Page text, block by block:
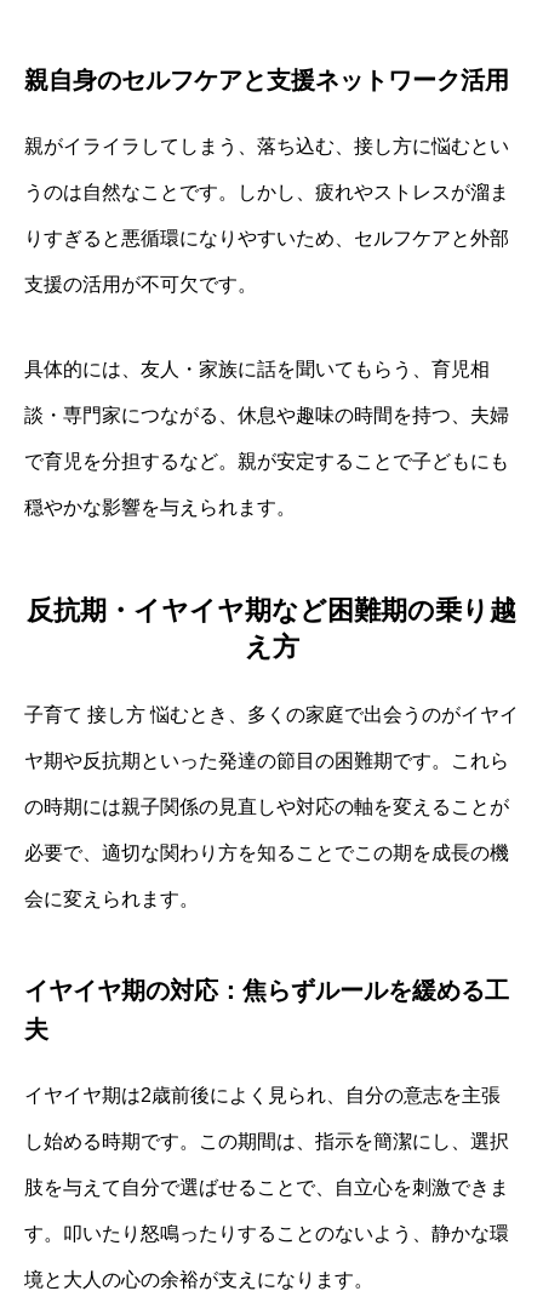
親自身のセルフケアと支援ネットワーク活用
親がイライラしてしまう、落ち込む、接し方に悩むとい
うのは自然なことです。しかし、疲れやストレスが溜ま
りすぎると悪循環になりやすいため、セルフケアと外部
支援の活用が不可欠です。
具体的には、友人・家族に話を聞いてもらう、育児相
談・専門家につながる、休息や趣味の時間を持つ、夫婦
で育児を分担するなど。親が安定することで子どもにも
穏やかな影響を与えられます。
反抗期・イヤイヤ期など困難期の乗り越
え方
子育て 接し方 悩むとき、多くの家庭で出会うのがイヤイ
ヤ期や反抗期といった発達の節目の困難期です。これら
の時期には親子関係の見直しや対応の軸を変えることが
必要で、適切な関わり方を知ることでこの期を成長の機
会に変えられます。
イヤイヤ期の対応：焦らずルールを緩める工
夫
イヤイヤ期は2歳前後によく見られ、自分の意志を主張
し始める時期です。この期間は、指示を簡潔にし、選択
肢を与えて自分で選ばせることで、自立心を刺激できま
す。叩いたり怒鳴ったりすることのないよう、静かな環
境と大人の心の余裕が支えになります。